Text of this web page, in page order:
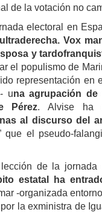
de la votación no
electoral en
Vox
y
el populismo de
representación en
una agrupación
Pérez. Alvise ha
al discurso del
que el pseudo-
de la jornada
estatal ha
-organizada
la exministra de